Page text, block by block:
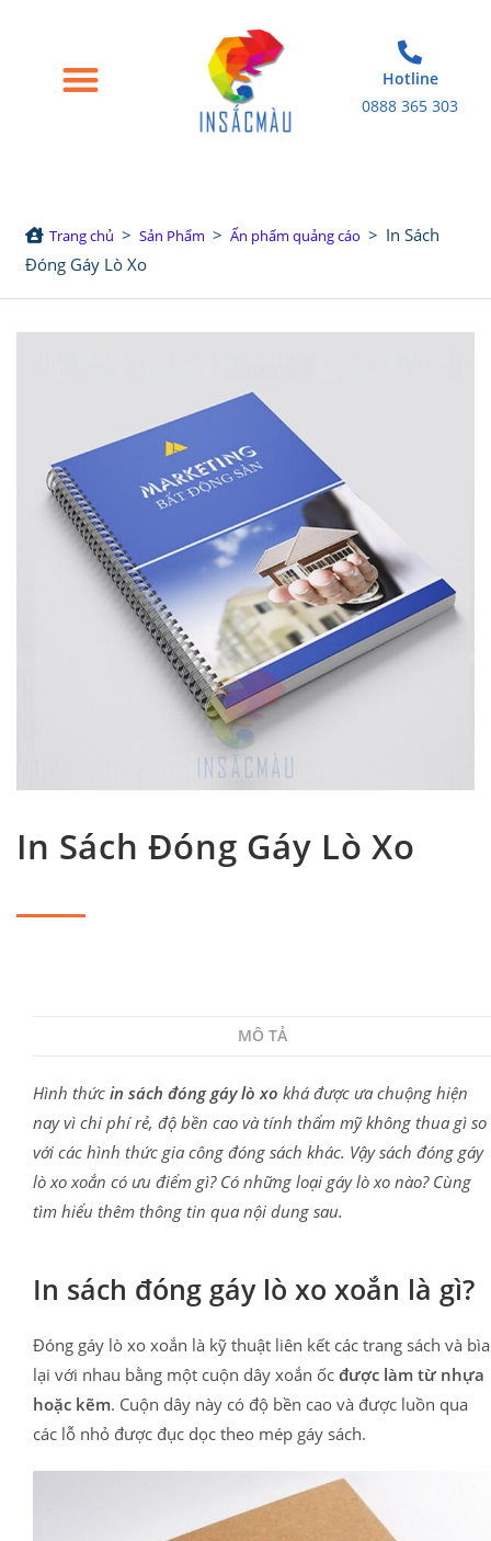
Hotline
0888 365 303
Trang chủ > Sản Phẩm > Ấn phẩm quảng cáo > In Sách
Đóng Gáy Lò Xo
In Sách Đóng Gáy Lò Xo
MÔ TẢ
Hình thức in sách đóng gáy lò xo khá được ưa chuộng hiện
nay vì chi phí rẻ, độ bền cao và tính thẩm mỹ không thua gì so
với các hình thức gia công đóng sách khác. Vậy sách đóng gáy
lò xo xoắn có ưu điểm gì? Có những loại gáy lò xo nào? Cùng
tìm hiểu thêm thông tin qua nội dung sau.
In sách đóng gáy lò xo xoắn là gì?
Đóng gáy lò xo xoắn là kỹ thuật liên kết các trang sách và bìa
lại với nhau bằng một cuộn dây xoắn ốc được làm từ nhựa
hoặc kẽm. Cuộn dây này có độ bền cao và được luồn qua
các lỗ nhỏ được đục dọc theo mép gáy sách.